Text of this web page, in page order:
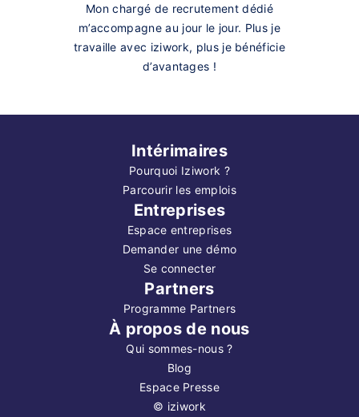
Mon chargé de recrutement dédié
m’accompagne au jour le jour. Plus je
travaille avec iziwork, plus je bénéficie
d’avantages !
Intérimaires
Pourquoi Iziwork ?
Parcourir les emplois
Entreprises
Espace entreprises
Demander une démo
Se connecter
Partners
Programme Partners
À propos de nous
Qui sommes-nous ?
Blog
Espace Presse
© iziwork